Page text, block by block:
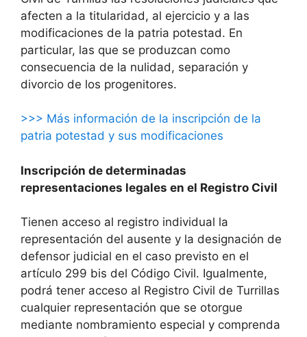
afecten a la titularidad, al ejercicio y a las
modificaciones de la patria potestad. En
particular, las que se produzcan como
consecuencia de la nulidad, separación y
divorcio de los progenitores.
>>> Más información de la inscripción de la
patria potestad y sus modificaciones
Inscripción de determinadas
representaciones legales en el Registro Civil
Tienen acceso al registro individual la
representación del ausente y la designación de
defensor judicial en el caso previsto en el
artículo 299 bis del Código Civil. Igualmente,
podrá tener acceso al Registro Civil de Turrillas
cualquier representación que se otorgue
mediante nombramiento especial y comprenda